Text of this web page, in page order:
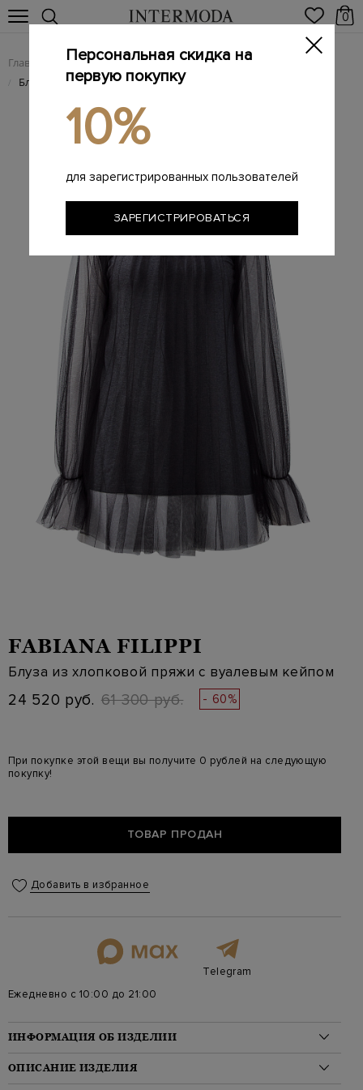
0
Главная Женщинам / Женская одежда / Женские блузы
/ Блуза из хлопковой пряжи с вуалевым кейпом
FABIANA FILIPPI
Блуза из хлопковой пряжи с вуалевым кейпом
24 520 руб. 61 300 руб. - 60%
При покупке этой вещи вы получите 0 рублей на следующую
покупку!
ТОВАР ПРОДАН
Добавить в избранное
Telegram
Ежедневно с 10:00 до 21:00
ИНФОРМАЦИЯ ОБ ИЗДЕЛИИ
Материал: хлопок 93%, эластан 7%
ОПИСАНИЕ ИЗДЕЛИЯ
Персональная скидка на
первую покупку
10%
для зарегистрированных пользователей
ЗАРЕГИСТРИРОВАТЬСЯ